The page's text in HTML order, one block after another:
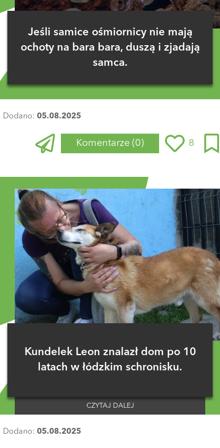
Jeśli samice ośmiornicy nie mają
ochoty na bara bara, duszą i zjadają
samca.
Dodano: 05.08.2025
Komentarze (0) 8
Kundelek Leon znalazł dom po 10
latach w łódzkim schronisku.
CZYTAJ DALEJ
Dodano: 05.08.2025